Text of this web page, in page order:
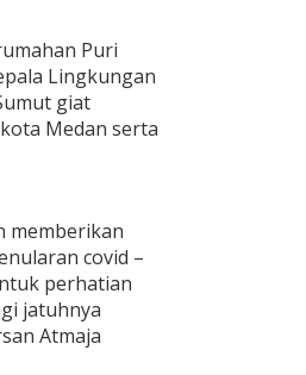
Puri
Lingkungan
giat
Medan serta
memberikan
covid –
perhatian
jatuhnya
Atmaja